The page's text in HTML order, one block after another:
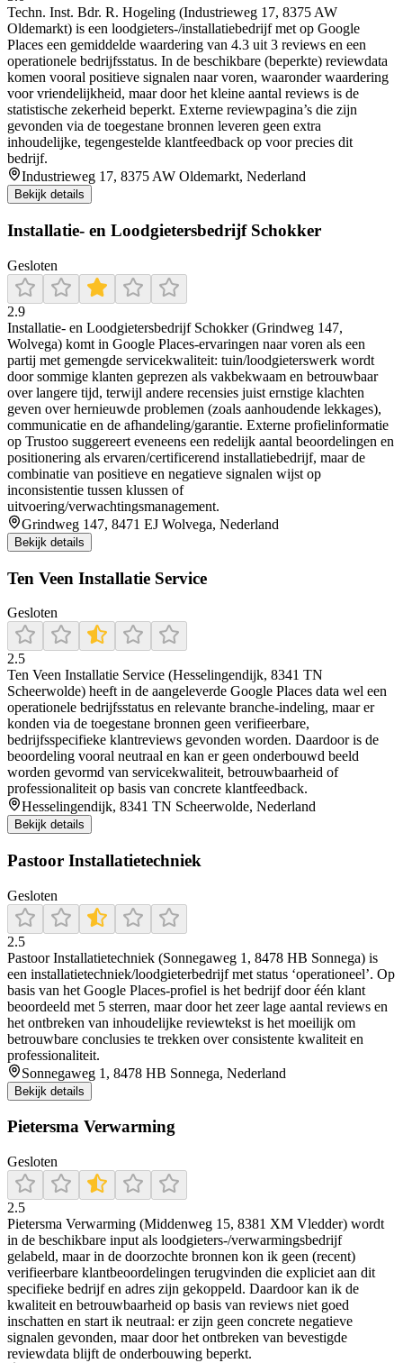
Techn. Inst. Bdr. R. Hogeling (Industrieweg 17, 8375 AW
Oldemarkt) is een loodgieters-/installatiebedrijf met op Google
Places een gemiddelde waardering van 4.3 uit 3 reviews en een
operationele bedrijfsstatus. In de beschikbare (beperkte) reviewdata
komen vooral positieve signalen naar voren, waaronder waardering
voor vriendelijkheid, maar door het kleine aantal reviews is de
statistische zekerheid beperkt. Externe reviewpagina’s die zijn
gevonden via de toegestane bronnen leveren geen extra
inhoudelijke, tegengestelde klantfeedback op voor precies dit
bedrijf.
Industrieweg 17, 8375 AW Oldemarkt, Nederland
Bekijk details
Installatie- en Loodgietersbedrijf Schokker
Gesloten
2.9
Installatie- en Loodgietersbedrijf Schokker (Grindweg 147,
Wolvega) komt in Google Places-ervaringen naar voren als een
partij met gemengde servicekwaliteit: tuin/loodgieterswerk wordt
door sommige klanten geprezen als vakbekwaam en betrouwbaar
over langere tijd, terwijl andere recensies juist ernstige klachten
geven over hernieuwde problemen (zoals aanhoudende lekkages),
communicatie en de afhandeling/garantie. Externe profielinformatie
op Trustoo suggereert eveneens een redelijk aantal beoordelingen en
positionering als ervaren/certificerend installatiebedrijf, maar de
combinatie van positieve en negatieve signalen wijst op
inconsistentie tussen klussen of
uitvoering/verwachtingsmanagement.
Grindweg 147, 8471 EJ Wolvega, Nederland
Bekijk details
Ten Veen Installatie Service
Gesloten
2.5
Ten Veen Installatie Service (Hesselingendijk, 8341 TN
Scheerwolde) heeft in de aangeleverde Google Places data wel een
operationele bedrijfsstatus en relevante branche-indeling, maar er
konden via de toegestane bronnen geen verifieerbare,
bedrijfsspecifieke klantreviews gevonden worden. Daardoor is de
beoordeling vooral neutraal en kan er geen onderbouwd beeld
worden gevormd van servicekwaliteit, betrouwbaarheid of
professionaliteit op basis van concrete klantfeedback.
Hesselingendijk, 8341 TN Scheerwolde, Nederland
Bekijk details
Pastoor Installatietechniek
Gesloten
2.5
Pastoor Installatietechniek (Sonnegaweg 1, 8478 HB Sonnega) is
een installatietechniek/loodgieterbedrijf met status ‘operationeel’. Op
basis van het Google Places-profiel is het bedrijf door één klant
beoordeeld met 5 sterren, maar door het zeer lage aantal reviews en
het ontbreken van inhoudelijke reviewtekst is het moeilijk om
betrouwbare conclusies te trekken over consistente kwaliteit en
professionaliteit.
Sonnegaweg 1, 8478 HB Sonnega, Nederland
Bekijk details
Pietersma Verwarming
Gesloten
2.5
Pietersma Verwarming (Middenweg 15, 8381 XM Vledder) wordt
in de beschikbare input als loodgieters-/verwarmingsbedrijf
gelabeld, maar in de doorzochte bronnen kon ik geen (recent)
verifieerbare klantbeoordelingen terugvinden die expliciet aan dit
specifieke bedrijf en adres zijn gekoppeld. Daardoor kan ik de
kwaliteit en betrouwbaarheid op basis van reviews niet goed
inschatten en start ik neutraal: er zijn geen concrete negatieve
signalen gevonden, maar door het ontbreken van bevestigde
reviewdata blijft de onderbouwing beperkt.